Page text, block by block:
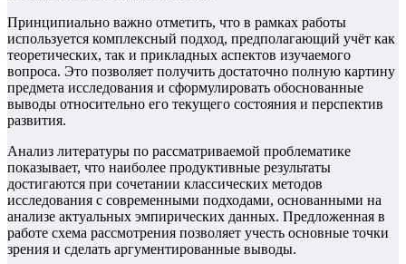
Принципиально важно отметить, что в рамках работы
используется комплексный подход, предполагающий учёт как
теоретических, так и прикладных аспектов изучаемого
вопроса. Это позволяет получить достаточно полную картину
предмета исследования и сформулировать обоснованные
выводы относительно его текущего состояния и перспектив
развития.
Анализ литературы по рассматриваемой проблематике
показывает, что наиболее продуктивные результаты
достигаются при сочетании классических методов
исследования с современными подходами, основанными на
анализе актуальных эмпирических данных. Предложенная в
работе схема рассмотрения позволяет учесть основные точки
зрения и сделать аргументированные выводы.